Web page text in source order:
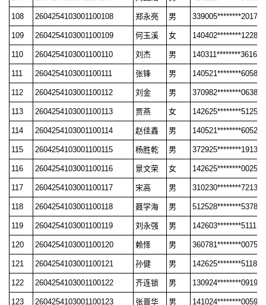
108 2604254103001100108 郑永亮 男 339005********2017
109 2604254103001100109 何玉溪 女 140402********1228
110 2604254103001100110 刘杰 男 140311********3616
111 2604254103001100111 张锋 男 140521********6058
112 2604254103001100112 刘金 男 370982********0638
113 2604254103001100113 贾燕 女 142625********5125
114 2604254103001100114 赵佳鑫 男 140521********6052
115 2604254103001100115 杨胜乾 男 372925********1913
116 2604254103001100116 景文荣 女 142625********0025
117 2604254103001100117 宋高 男 310230********7213
118 2604254103001100118 聂学海 男 512528********5378
119 2604254103001100119 刘永强 男 142603********5111
120 2604254103001100120 赖怿 男 360781********0075
121 2604254103001100121 孙健 男 142625********5118
122 2604254103001100122 齐连锁 男 130924********0919
123 2604254103001100123 张晋华 男 141024********0059